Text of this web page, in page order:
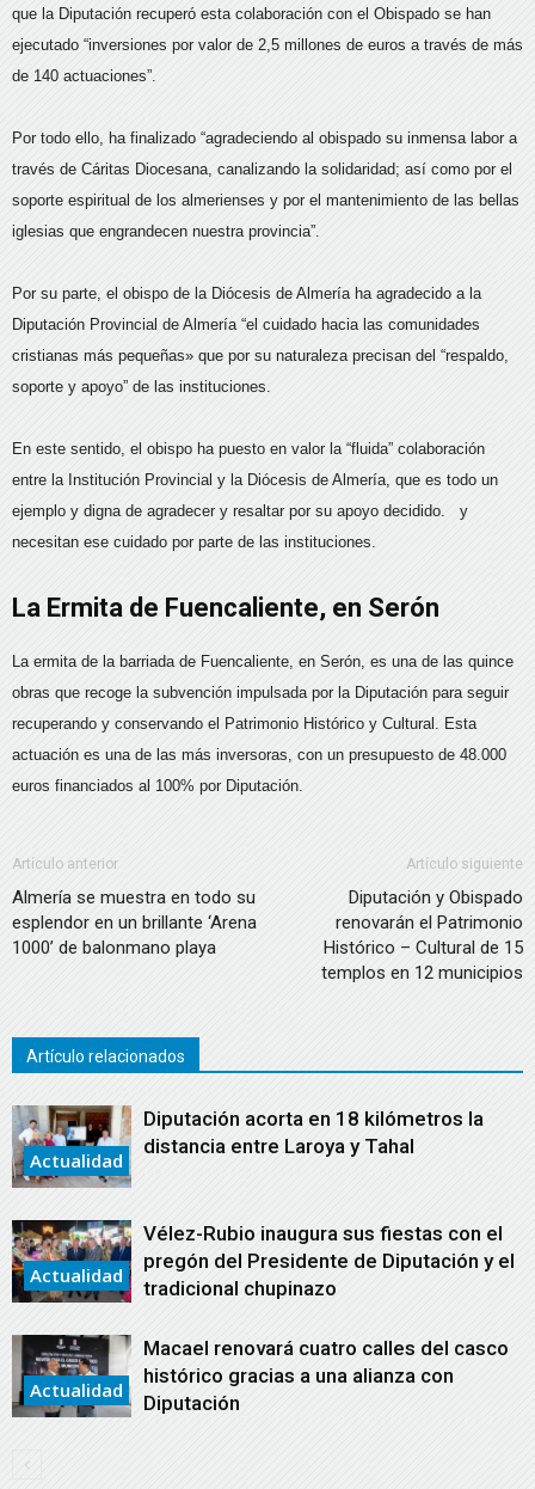
que la Diputación recuperó esta colaboración con el Obispado se han
ejecutado “inversiones por valor de 2,5 millones de euros a través de más
de 140 actuaciones”.
Por todo ello, ha finalizado “agradeciendo al obispado su inmensa labor a
través de Cáritas Diocesana, canalizando la solidaridad; así como por el
soporte espiritual de los almerienses y por el mantenimiento de las bellas
iglesias que engrandecen nuestra provincia”.
Por su parte, el obispo de la Diócesis de Almería ha agradecido a la
Diputación Provincial de Almería “el cuidado hacia las comunidades
cristianas más pequeñas» que por su naturaleza precisan del “respaldo,
soporte y apoyo” de las instituciones.
En este sentido, el obispo ha puesto en valor la “fluida” colaboración
entre la Institución Provincial y la Diócesis de Almería, que es todo un
ejemplo y digna de agradecer y resaltar por su apoyo decidido. y
necesitan ese cuidado por parte de las instituciones.
La Ermita de Fuencaliente, en Serón
La ermita de la barriada de Fuencaliente, en Serón, es una de las quince
obras que recoge la subvención impulsada por la Diputación para seguir
recuperando y conservando el Patrimonio Histórico y Cultural. Esta
actuación es una de las más inversoras, con un presupuesto de 48.000
euros financiados al 100% por Diputación.
Artículo anterior
Almería se muestra en todo su
esplendor en un brillante ‘Arena
1000’ de balonmano playa
Artículo siguiente
Diputación y Obispado
renovarán el Patrimonio
Histórico – Cultural de 15
templos en 12 municipios
Artículo relacionados
Actualidad
Diputación acorta en 18 kilómetros la
distancia entre Laroya y Tahal
Actualidad
Vélez-Rubio inaugura sus fiestas con el
pregón del Presidente de Diputación y el
tradicional chupinazo
Actualidad
Macael renovará cuatro calles del casco
histórico gracias a una alianza con
Diputación